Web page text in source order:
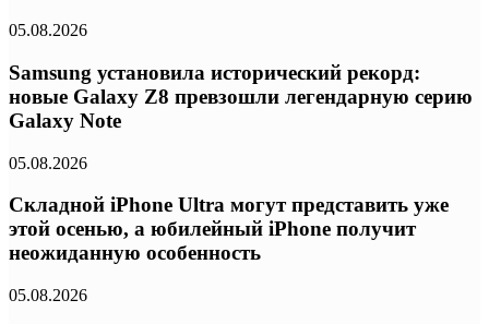
05.08.2026
Samsung установила исторический рекорд:
новые Galaxy Z8 превзошли легендарную серию
Galaxy Note
05.08.2026
Складной iPhone Ultra могут представить уже
этой осенью, а юбилейный iPhone получит
неожиданную особенность
05.08.2026